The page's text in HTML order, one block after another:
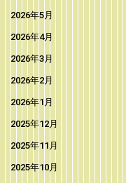
2026年5月
2026年4月
2026年3月
2026年2月
2026年1月
2025年12月
2025年11月
2025年10月